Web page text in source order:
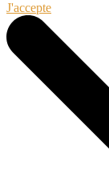
J'accepte